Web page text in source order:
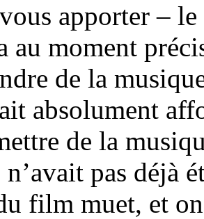
apporter –
au moment
de la
absolument
de la
pas déjà
film muet, et on